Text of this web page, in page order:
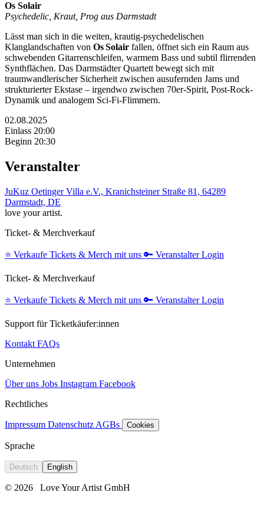
Os Solair
Psychedelic, Kraut, Prog aus Darmstadt
Lässt man sich in die weiten, krautig-psychedelischen
Klanglandschaften von Os Solair fallen, öffnet sich ein Raum aus
schwebenden Gitarrenschleifen, warmem Bass und subtil flirrenden
Synthflächen. Das Darmstädter Quartett bewegt sich mit
traumwandlerischer Sicherheit zwischen ausufernden Jams und
strukturierter Ekstase – irgendwo zwischen 70er-Spirit, Post-Rock-
Dynamik und analogem Sci-Fi-Flimmern.
02.08.2025
Einlass 20:00
Beginn 20:30
Veranstalter
JuKuz Oetinger Villa e.V., Kranichsteiner Straße 81, 64289
Darmstadt, DE
love your artist.
Ticket- & Merchverkauf
⭐️ Verkaufe Tickets & Merch mit uns 🔑 Veranstalter Login
Ticket- & Merchverkauf
⭐️ Verkaufe Tickets & Merch mit uns 🔑 Veranstalter Login
Support für Ticketkäufer:innen
Kontakt FAQs
Unternehmen
Über uns Jobs Instagram Facebook
Rechtliches
Impressum Datenschutz AGBs Cookies
Sprache
Deutsch English
© 2026 Love Your Artist GmbH